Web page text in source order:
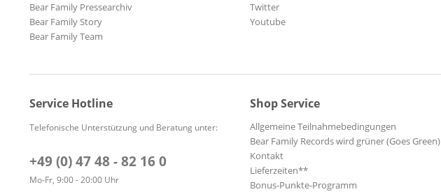
Bear Family Pressearchiv
Bear Family Story
Bear Family Team
Twitter
Youtube
Service Hotline
Telefonische Unterstützung und Beratung unter:
+49 (0) 47 48 - 82 16 0
Mo-Fr, 9:00 - 20:00 Uhr
Shop Service
Allgemeine Teilnahmebedingungen
Bear Family Records wird grüner (Goes Green)
Kontakt
Lieferzeiten**
Bonus-Punkte-Programm